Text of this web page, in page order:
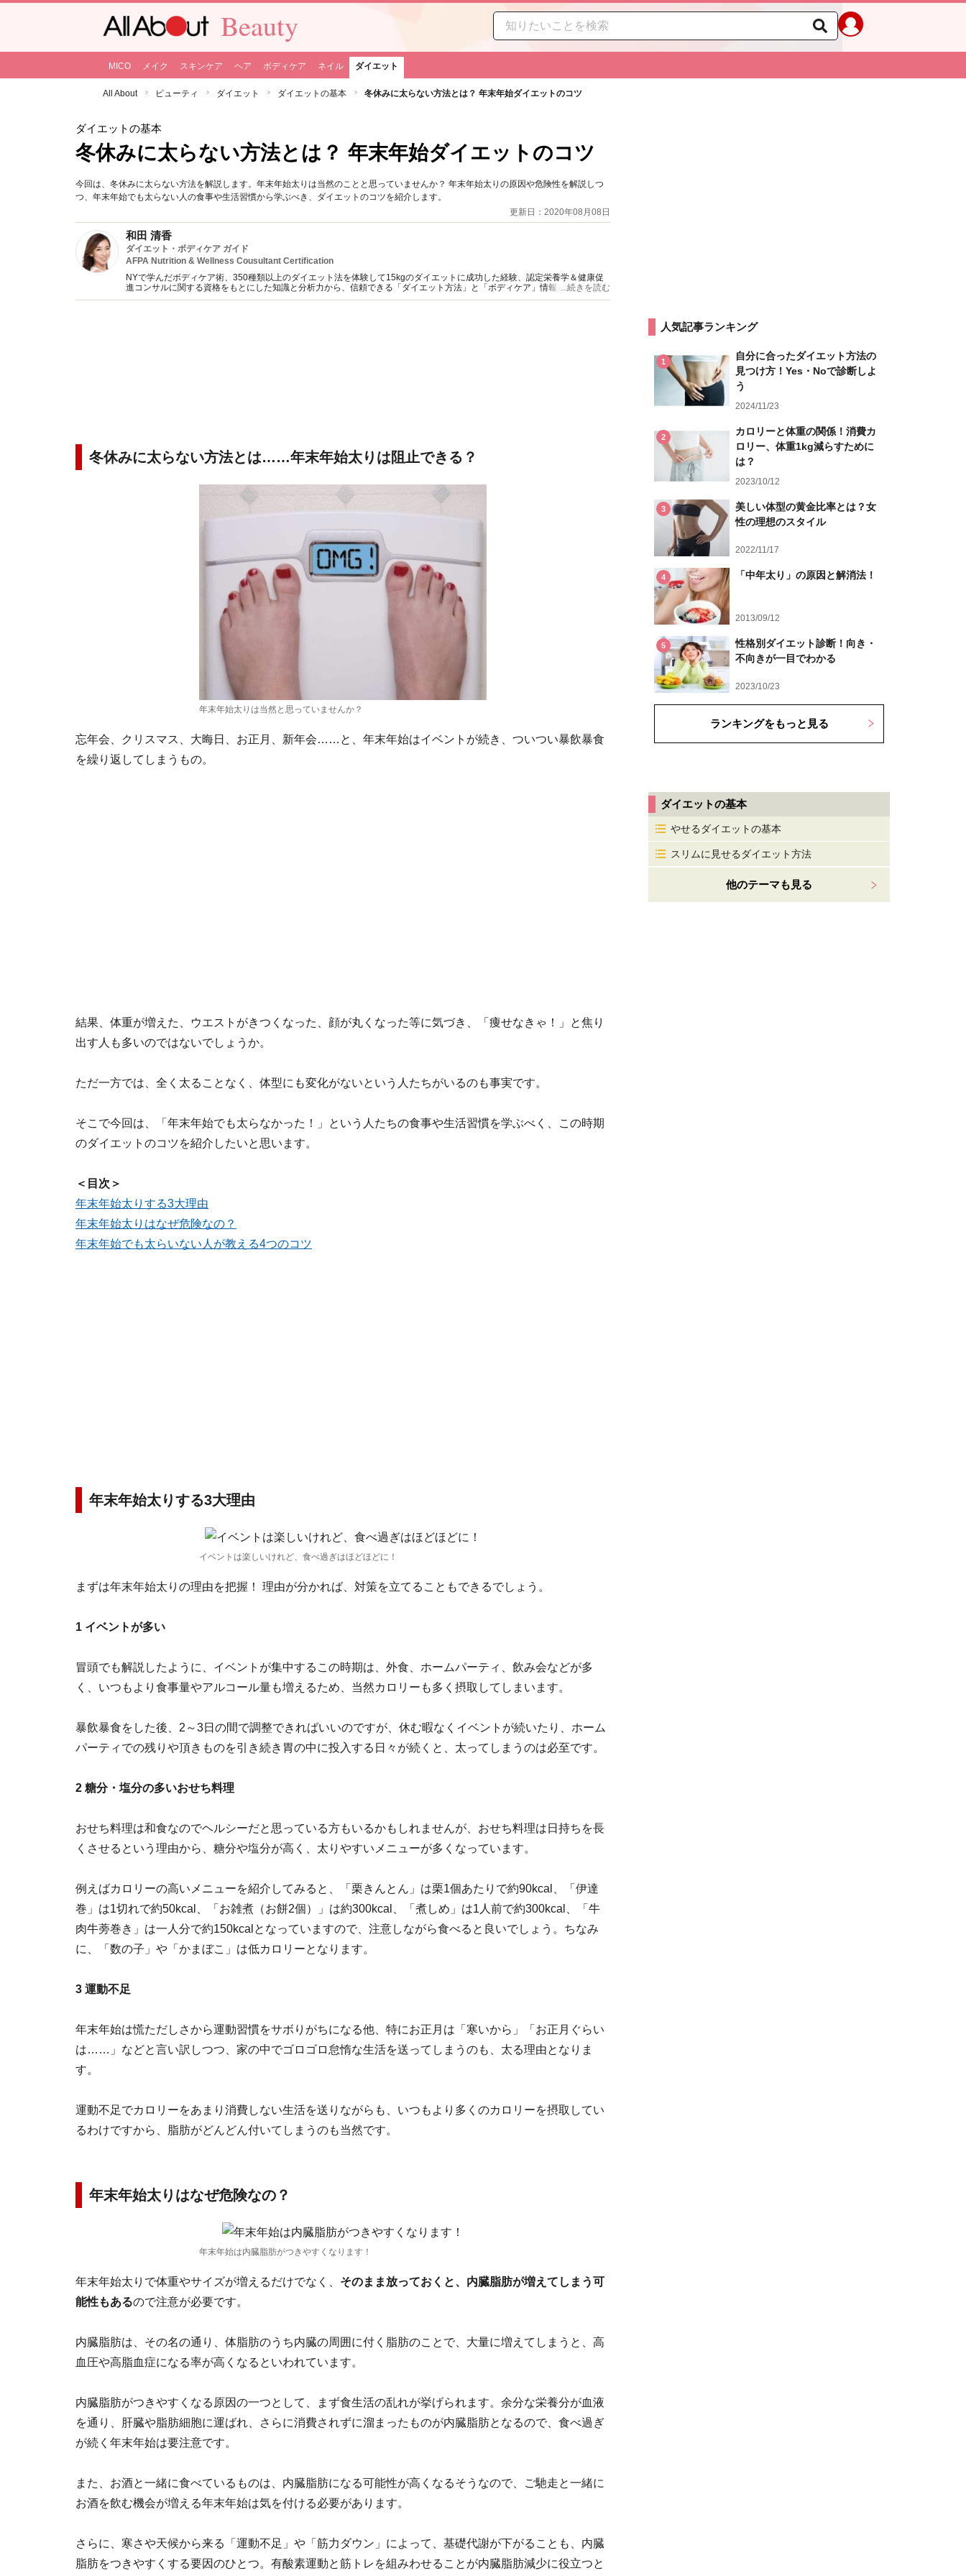
Beauty
MICO メイク スキンケア ヘア ボディケア ネイル ダイエット
All About ビューティ ダイエット ダイエットの基本 冬休みに太らない方法とは？ 年末年始ダイエットのコツ
ダイエットの基本
冬休みに太らない方法とは？ 年末年始ダイエットのコツ
今回は、冬休みに太らない方法を解説します。年末年始太りは当然のことと思っていませんか？ 年末年始太りの原因や危険性を解説しつ
つ、年末年始でも太らない人の食事や生活習慣から学ぶべき、ダイエットのコツを紹介します。
更新日：2020年08月08日
和田 清香
ダイエット・ボディケア ガイド
AFPA Nutrition & Wellness Cousultant Certification
NYで学んだボディケア術、350種類以上のダイエット法を体験して15kgのダイエットに成功した経験、認定栄養学＆健康促
進コンサルに関する資格をもとにした知識と分析力から、信頼できる「ダイエット方法」と「ボディケア」情報を提供。
YouTube&インスタグラムでのダイエット動画も配信中（＊経歴にURL記載）。
...続きを読む
冬休みに太らない方法とは……年末年始太りは阻止できる？
年末年始太りは当然と思っていませんか？
忘年会、クリスマス、大晦日、お正月、新年会……と、年末年始はイベントが続き、ついつい暴飲暴食
を繰り返してしまうもの。
結果、体重が増えた、ウエストがきつくなった、顔が丸くなった等に気づき、「痩せなきゃ！」と焦り
出す人も多いのではないでしょうか。
ただ一方では、全く太ることなく、体型にも変化がないという人たちがいるのも事実です。
そこで今回は、「年末年始でも太らなかった！」という人たちの食事や生活習慣を学ぶべく、この時期
のダイエットのコツを紹介したいと思います。
＜目次＞
年末年始太りする3大理由
年末年始太りはなぜ危険なの？
年末年始でも太らいない人が教える4つのコツ
年末年始太りする3大理由
イベントは楽しいけれど、食べ過ぎはほどほどに！
まずは年末年始太りの理由を把握！ 理由が分かれば、対策を立てることもできるでしょう。
1 イベントが多い
冒頭でも解説したように、イベントが集中するこの時期は、外食、ホームパーティ、飲み会などが多
く、いつもより食事量やアルコール量も増えるため、当然カロリーも多く摂取してしまいます。
暴飲暴食をした後、2～3日の間で調整できればいいのですが、休む暇なくイベントが続いたり、ホーム
パーティでの残りや頂きものを引き続き胃の中に投入する日々が続くと、太ってしまうのは必至です。
2 糖分・塩分の多いおせち料理
おせち料理は和食なのでヘルシーだと思っている方もいるかもしれませんが、おせち料理は日持ちを長
くさせるという理由から、糖分や塩分が高く、太りやすいメニューが多くなっています。
例えばカロリーの高いメニューを紹介してみると、「栗きんとん」は栗1個あたりで約90kcal、「伊達
巻」は1切れで約50kcal、「お雑煮（お餅2個）」は約300kcal、「煮しめ」は1人前で約300kcal、「牛
肉牛蒡巻き」は一人分で約150kcalとなっていますので、注意しながら食べると良いでしょう。ちなみ
に、「数の子」や「かまぼこ」は低カロリーとなります。
3 運動不足
年末年始は慌ただしさから運動習慣をサボりがちになる他、特にお正月は「寒いから」「お正月ぐらい
は……」などと言い訳しつつ、家の中でゴロゴロ怠惰な生活を送ってしまうのも、太る理由となりま
す。
運動不足でカロリーをあまり消費しない生活を送りながらも、いつもより多くのカロリーを摂取してい
るわけですから、脂肪がどんどん付いてしまうのも当然です。
年末年始太りはなぜ危険なの？
年末年始は内臓脂肪がつきやすくなります！
年末年始太りで体重やサイズが増えるだけでなく、 そのまま放っておくと、内臓脂肪が増えてしまう可
能性もあるので注意が必要です。
内臓脂肪は、その名の通り、体脂肪のうち内臓の周囲に付く脂肪のことで、大量に増えてしまうと、高
血圧や高脂血症になる率が高くなるといわれています。
内臓脂肪がつきやすくなる原因の一つとして、まず食生活の乱れが挙げられます。余分な栄養分が血液
を通り、肝臓や脂肪細胞に運ばれ、さらに消費されずに溜まったものが内臓脂肪となるので、食べ過ぎ
が続く年末年始は要注意です。
また、お酒と一緒に食べているものは、内臓脂肪になる可能性が高くなるそうなので、ご馳走と一緒に
お酒を飲む機会が増える年末年始は気を付ける必要があります。
さらに、寒さや天候から来る「運動不足」や「筋力ダウン」によって、基礎代謝が下がることも、内臓
脂肪をつきやすくする要因のひとつ。有酸素運動と筋トレを組みわせることが内臓脂肪減少に役立つと
人気記事ランキング
1
自分に合ったダイエット方法の
見つけ方！Yes・Noで診断しよ
う
2024/11/23
2
カロリーと体重の関係！消費カ
ロリー、体重1kg減らすために
は？
2023/10/12
3
美しい体型の黄金比率とは？女
性の理想のスタイル
2022/11/17
4 「中年太り」の原因と解消法！
2013/09/12
5
性格別ダイエット診断！向き・
不向きが一目でわかる
2023/10/23
ランキングをもっと見る
ダイエットの基本
やせるダイエットの基本
スリムに見せるダイエット方法
他のテーマも見る